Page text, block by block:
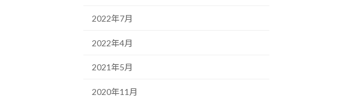
2022年7月
2022年4月
2021年5月
2020年11月